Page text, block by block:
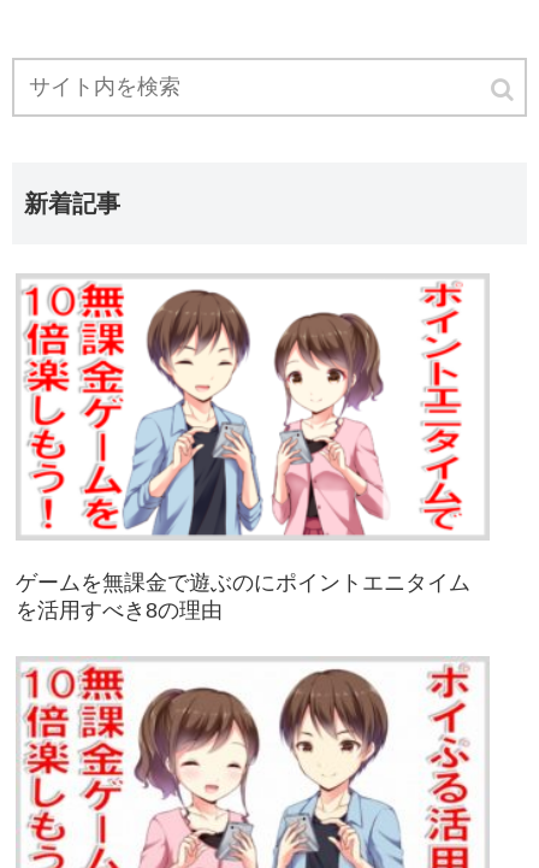
新着記事
ゲームを無課金で遊ぶのにポイントエニタイム
を活用すべき8の理由